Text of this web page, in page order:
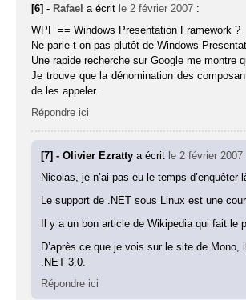
[6] - Rafael a écrit le 2 février 2007 :
WPF == Windows Presentation Framework ?
Ne parle-t-on pas plutôt de Windows
Une rapide recherche sur Google me montre
Je trouve que la dénomination des
de les appeler.
Répondre ici
[7] - Olivier Ezrattya écrit le 2 février 2007
Nicolas, je n’ai pas eu le temps d’enquêter
Le support de .NET sous Linux est une
Il y a un bon article de Wikipedia qui fait le
D’après ce que je vois sur le site de
.NET 3.0.
Répondre ici